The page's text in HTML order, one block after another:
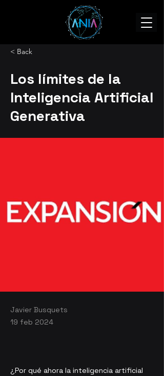
< Back
Los límites de la
Inteligencia Artificial
Generativa
Javier Busquets
19 feb 2024
¿Por qué ahora la inteligencia artificial